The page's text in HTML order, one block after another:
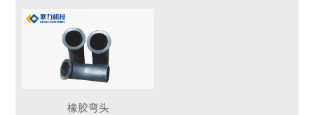
橡胶弯头